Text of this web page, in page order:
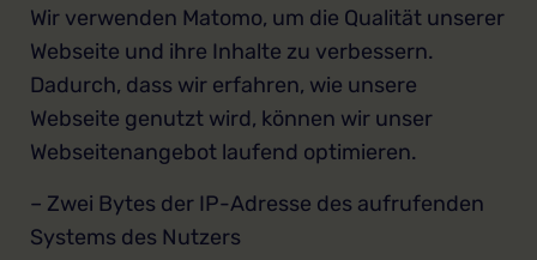
Wir verwenden Matomo, um die Qualität unserer
Webseite und ihre Inhalte zu verbessern.
Dadurch, dass wir erfahren, wie unsere
Webseite genutzt wird, können wir unser
Webseitenangebot laufend optimieren.
– Zwei Bytes der IP-Adresse des aufrufenden
Systems des Nutzers